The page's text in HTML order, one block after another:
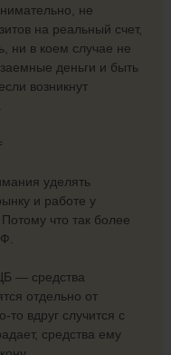
не
на реальный счет,
ни в коем случае не
деньги и быть
возникнут
уделять
и работе у
что так более
— средства
отдельно от
то вдруг случится с
средства ему